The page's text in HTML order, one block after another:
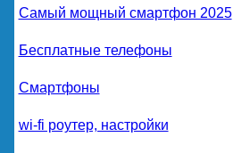
Самый мощный смартфон 2025
Бесплатные телефоны
Смартфоны
wi-fi роутер, настройки